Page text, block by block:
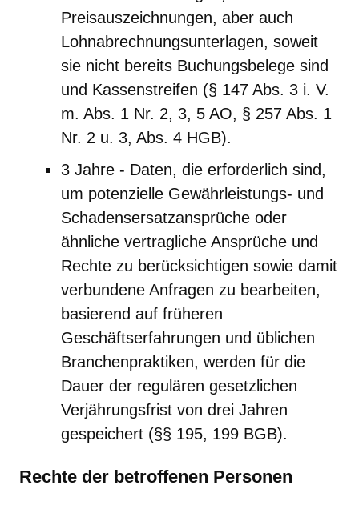
Preisauszeichnungen, aber auch
Lohnabrechnungsunterlagen, soweit
sie nicht bereits Buchungsbelege sind
und Kassenstreifen (§ 147 Abs. 3 i. V.
m. Abs. 1 Nr. 2, 3, 5 AO, § 257 Abs. 1
Nr. 2 u. 3, Abs. 4 HGB).
3 Jahre - Daten, die erforderlich sind,
um potenzielle Gewährleistungs- und
Schadensersatzansprüche oder
ähnliche vertragliche Ansprüche und
Rechte zu berücksichtigen sowie damit
verbundene Anfragen zu bearbeiten,
basierend auf früheren
Geschäftserfahrungen und üblichen
Branchenpraktiken, werden für die
Dauer der regulären gesetzlichen
Verjährungsfrist von drei Jahren
gespeichert (§§ 195, 199 BGB).
Rechte der betroffenen Personen